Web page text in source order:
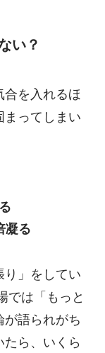
い？
を入れるほ
まってしまい
凝る
り」をしてい
では「もっと
が語られがち
ら、いくら